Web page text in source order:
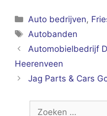
Categorieën
Auto bedrijven,
Tags
Autobanden
Automobielbedrijf
Heerenveen
Jag Parts & Cars
Zoek